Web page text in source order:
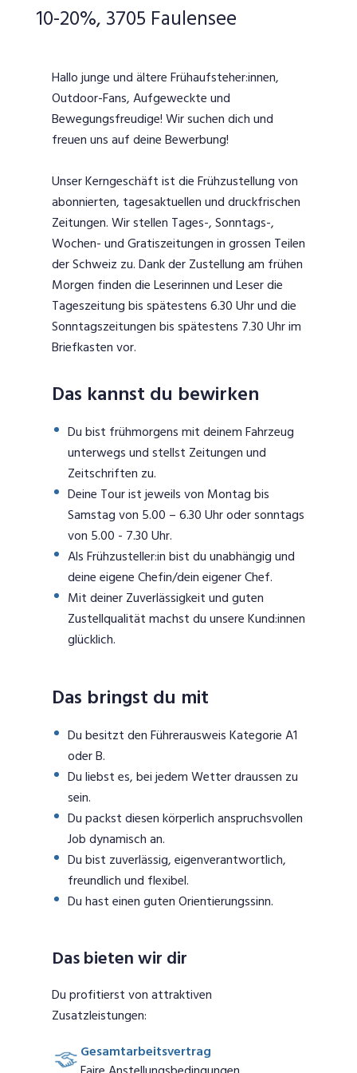
10-20%, 3705 Faulensee
Hallo junge und ältere Frühaufsteher:innen,
Outdoor-Fans, Aufgeweckte und
Bewegungsfreudige! Wir suchen dich und
freuen uns auf deine Bewerbung!
Unser Kerngeschäft ist die Frühzustellung von
abonnierten, tagesaktuellen und druckfrischen
Zeitungen. Wir stellen Tages-, Sonntags-,
Wochen- und Gratiszeitungen in grossen Teilen
der Schweiz zu. Dank der Zustellung am frühen
Morgen finden die Leserinnen und Leser die
Tageszeitung bis spätestens 6.30 Uhr und die
Sonntagszeitungen bis spätestens 7.30 Uhr im
Briefkasten vor.
Das kannst du bewirken
Du bist frühmorgens mit deinem Fahrzeug
unterwegs und stellst Zeitungen und
Zeitschriften zu.
Deine Tour ist jeweils von Montag bis
Samstag von 5.00 – 6.30 Uhr oder sonntags
von 5.00 - 7.30 Uhr.
Als Frühzusteller:in bist du unabhängig und
deine eigene Chefin/dein eigener Chef.
Mit deiner Zuverlässigkeit und guten
Zustellqualität machst du unsere Kund:innen
glücklich.
Das bringst du mit
Du besitzt den Führerausweis Kategorie A1
oder B.
Du liebst es, bei jedem Wetter draussen zu
sein.
Du packst diesen körperlich anspruchsvollen
Job dynamisch an.
Du bist zuverlässig, eigenverantwortlich,
freundlich und flexibel.
Du hast einen guten Orientierungssinn.
Das bieten wir dir
Du profitierst von attraktiven
Zusatzleistungen:
Gesamtarbeitsvertrag